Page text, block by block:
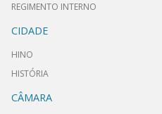
REGIMENTO INTERNO
CIDADE
HINO
HISTÓRIA
CÂMARA